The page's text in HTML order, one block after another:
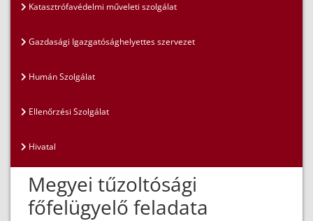
Katasztrófavédelmi műveleti szolgálat
Gazdasági Igazgatósághelyettes szervezet
Humán Szolgálat
Ellenőrzési Szolgálat
Hivatal
Megyei tűzoltósági
főfelügyelő feladata